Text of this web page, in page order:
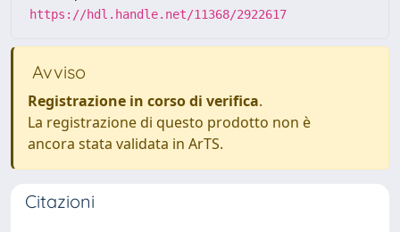
https://hdl.handle.net/11368/2922617
Avviso
Registrazione in corso di verifica.
La registrazione di questo prodotto non è
ancora stata validata in ArTS.
Citazioni